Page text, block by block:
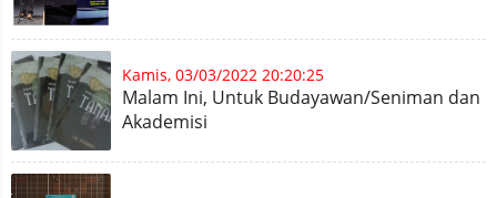
Kamis, 03/03/2022 20:20:25
Malam Ini, Untuk Budayawan/Seniman dan
Akademisi